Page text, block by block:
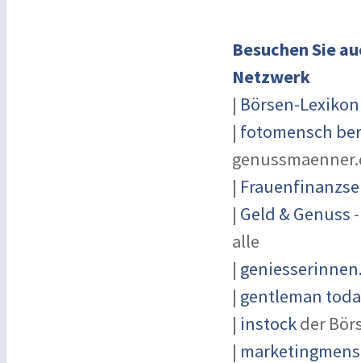
Besuchen Sie
Netzwerk
| Börsen-Lexikon
| fotomensch
|
| Geld & Genuss
alle
|
| gentleman
| instockder
|